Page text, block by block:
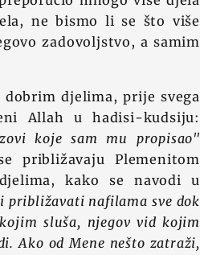
ne bismo li se što više
zadovoljstvo, a samim
djelima, prije svega
Allah u hadisi-kudsiju:
koje sam mu propisao"
približavaju Plemenitom
kako se navodi u
približavati nafilama sve dok
sluša, njegov vid kojim
Ako od Mene nešto zatraži,